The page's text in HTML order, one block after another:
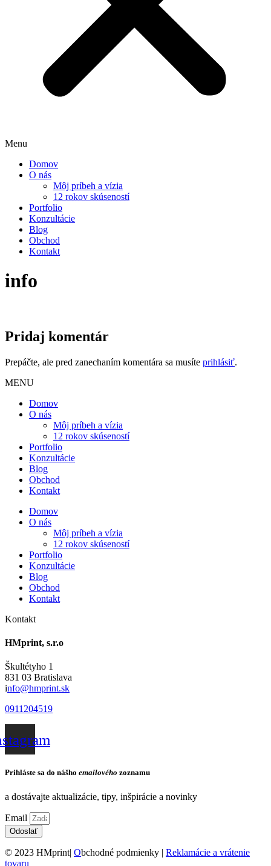
Menu
Domov
O nás
Môj príbeh a vízia
12 rokov skúseností
Portfolio
Konzultácie
Blog
Obchod
Kontakt
info
Pridaj komentár
Prepáčte, ale pred zanechaním komentára sa musíte prihlásiť.
MENU
Domov
O nás
Môj príbeh a vízia
12 rokov skúseností
Portfolio
Konzultácie
Blog
Obchod
Kontakt
Domov
O nás
Môj príbeh a vízia
12 rokov skúseností
Portfolio
Konzultácie
Blog
Obchod
Kontakt
Kontakt
HMprint, s.r.o
Škultétyho 1
831 03 Bratislava
info@hmprint.sk
0911204519
Prihláste sa do nášho emailového zoznamu
a dostávajte aktualizácie, tipy, inšpirácie a novinky
Email
Odoslať
© 2023 HMprint| Obchodné podmienky | Reklamácie a vrátenie
tovaru